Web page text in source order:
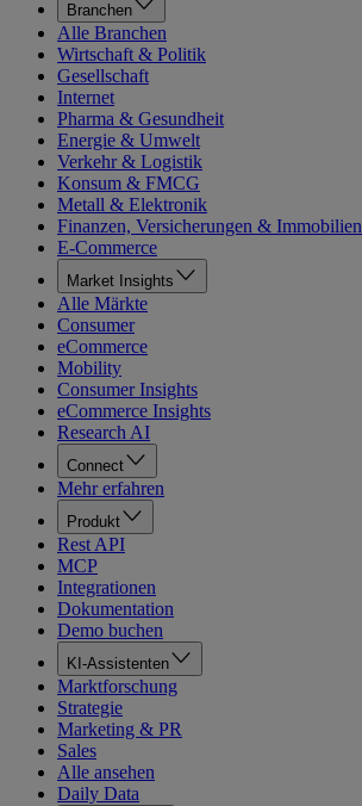
Branchen
Alle Branchen
Wirtschaft & Politik
Gesellschaft
Internet
Pharma & Gesundheit
Energie & Umwelt
Verkehr & Logistik
Konsum & FMCG
Metall & Elektronik
Finanzen, Versicherungen & Immobilien
E-Commerce
Market Insights
Alle Märkte
Consumer
eCommerce
Mobility
Consumer Insights
eCommerce Insights
Research AI
Connect
Mehr erfahren
Produkt
Rest API
MCP
Integrationen
Dokumentation
Demo buchen
KI-Assistenten
Marktforschung
Strategie
Marketing & PR
Sales
Alle ansehen
Daily Data